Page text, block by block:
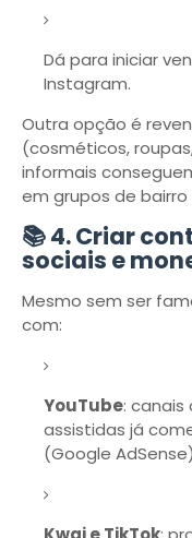
Dá para iniciar
Instagram.
Outra opção é
(cosméticos,
informais
em grupos de bairro
📚 4. Criar
sociais e
Mesmo sem ser
com:
YouTube: canais
assistidas já
(Google